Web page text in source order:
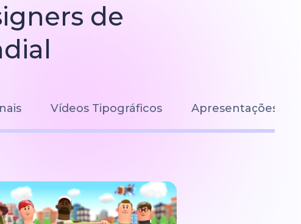
de
Vídeos Tipográficos Apresentações de